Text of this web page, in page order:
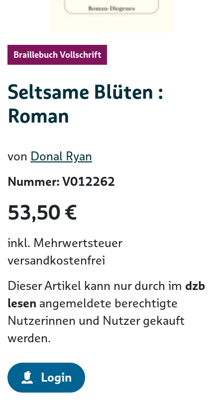
Braillebuch Vollschrift
Seltsame Blüten :
Roman
von Donal Ryan
Nummer: V012262
53,50 €
inkl. Mehrwertsteuer
versandkostenfrei
Dieser Artikel kann nur durch im dzb
lesen angemeldete berechtigte
Nutzerinnen und Nutzer gekauft
werden.
Login